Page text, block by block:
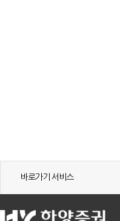
바로가기 서비스